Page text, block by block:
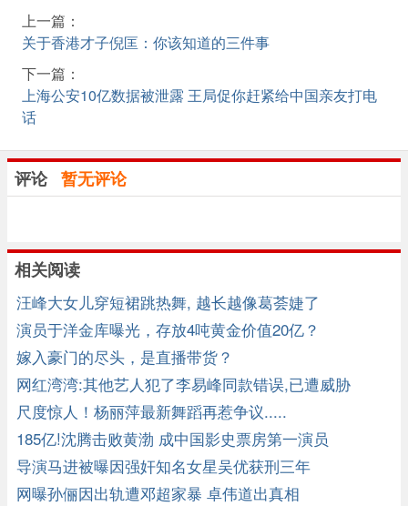
上一篇：
关于香港才子倪匡：你该知道的三件事
下一篇：
上海公安10亿数据被泄露 王局促你赶紧给中国亲友打电
话
评论 暂无评论
相关阅读
汪峰大女儿穿短裙跳热舞, 越长越像葛荟婕了
演员于洋金库曝光，存放4吨黄金价值20亿？
嫁入豪门的尽头，是直播带货？
网红湾湾:其他艺人犯了李易峰同款错误,已遭威胁
尺度惊人！杨丽萍最新舞蹈再惹争议.....
185亿!沈腾击败黄渤 成中国影史票房第一演员
导演马进被曝因强奸知名女星吴优获刑三年
网曝孙俪因出轨遭邓超家暴 卓伟道出真相